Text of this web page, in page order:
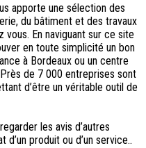
apporte une sélection des
du bâtiment et des travaux
En naviguant sur ce site
en toute simplicité un bon
à Bordeaux ou un centre
de 7 000 entreprises sont
d’être un véritable outil de
les avis d’autres
d’un produit ou d’un service..